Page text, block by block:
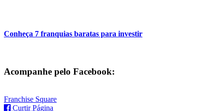
Conheça 7 franquias baratas para investir
Acompanhe pelo Facebook:
Franchise Square
Curtir Página